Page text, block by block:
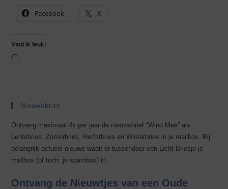
Facebook X
Vind ik leuk:
Nieuwsbrief
Ontvang maximaal 4x per jaar de nieuwsbrief “Wind Mee” als
Lentebries, Zomerbries, Herfstbries en Winterbries in je mailbox. Bij
belangrijk actueel nieuws waait er tussendoor een Licht Briesje je
mailbox (of toch: je spambox) in.
Ontvang de Nieuwtjes van een Oude